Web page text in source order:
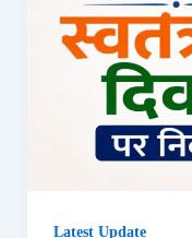
Latest Update